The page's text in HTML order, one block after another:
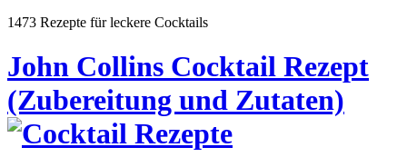
1473 Rezepte für leckere Cocktails
John Collins Cocktail Rezept
(Zubereitung und Zutaten)